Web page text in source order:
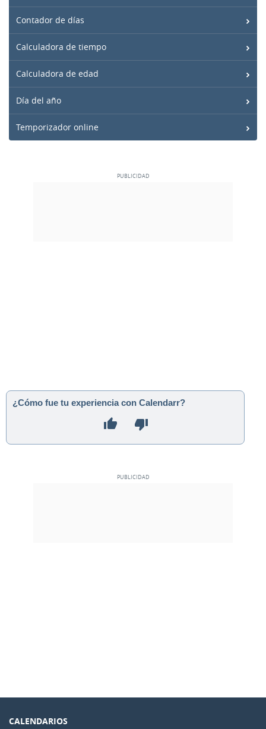
Contador de días
Calculadora de tiempo
Calculadora de edad
Día del año
Temporizador online
¿Cómo fue tu experiencia con Calendarr?
CALENDARIOS